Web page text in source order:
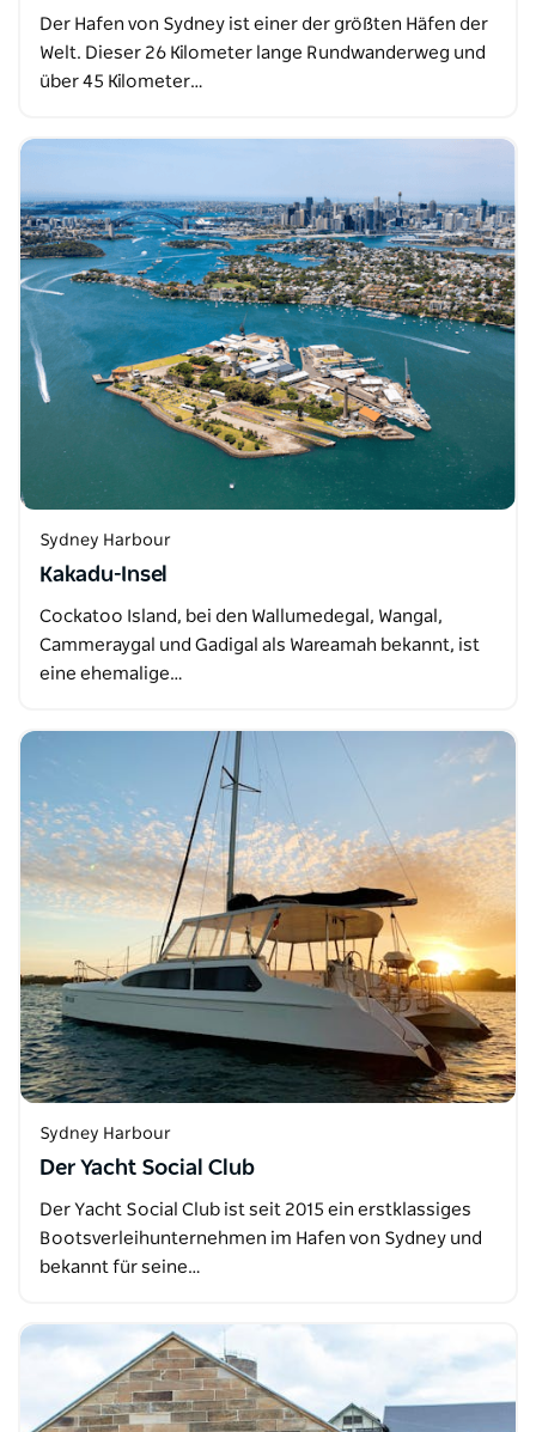
Der Hafen von Sydney ist einer der größten Häfen der
Welt. Dieser 26 Kilometer lange Rundwanderweg und
über 45 Kilometer…
Sydney Harbour
Kakadu-Insel
Cockatoo Island, bei den Wallumedegal, Wangal,
Cammeraygal und Gadigal als Wareamah bekannt, ist
eine ehemalige…
Sydney Harbour
Der Yacht Social Club
Der Yacht Social Club ist seit 2015 ein erstklassiges
Bootsverleihunternehmen im Hafen von Sydney und
bekannt für seine…